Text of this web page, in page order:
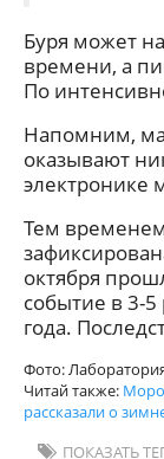
Буря может
времени, а
По
Напомним,
оказывают
электронике
Тем
октября
событие в 3-
года.
Фото:
Читай также:
рассказали о
ПОКАЗАТЬ